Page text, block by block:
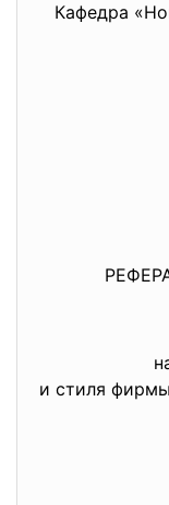
Кафедра
на тему:
и стиля